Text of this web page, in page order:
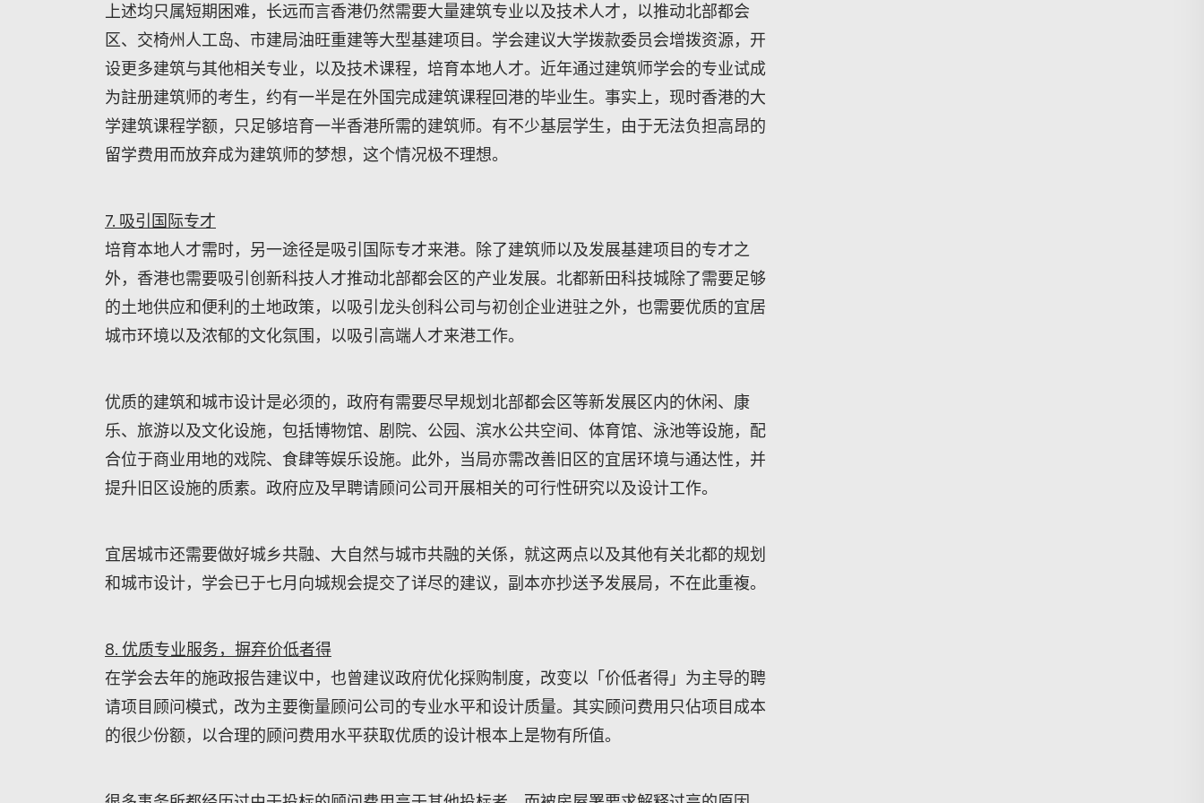
上述均只属短期困难，长远而言香港仍然需要大量建筑专业以及技术人才，以推动北部都会
区、交椅州人工岛、市建局油旺重建等大型基建项目。学会建议大学拨款委员会增拨资源，开
设更多建筑与其他相关专业，以及技术课程，培育本地人才。近年通过建筑师学会的专业试成
为註册建筑师的考生，约有一半是在外国完成建筑课程回港的毕业生。事实上，现时香港的大
学建筑课程学额，只足够培育一半香港所需的建筑师。有不少基层学生，由于无法负担高昂的
留学费用而放弃成为建筑师的梦想，这个情况极不理想。
7. 吸引国际专才
培育本地人才需时，另一途径是吸引国际专才来港。除了建筑师以及发展基建项目的专才之
外，香港也需要吸引创新科技人才推动北部都会区的产业发展。北都新田科技城除了需要足够
的土地供应和便利的土地政策，以吸引龙头创科公司与初创企业进驻之外，也需要优质的宜居
城市环境以及浓郁的文化氛围，以吸引高端人才来港工作。
优质的建筑和城市设计是必须的，政府有需要尽早规划北部都会区等新发展区内的休闲、康
乐、旅游以及文化设施，包括博物馆、剧院、公园、滨水公共空间、体育馆、泳池等设施，配
合位于商业用地的戏院、食肆等娱乐设施。此外，当局亦需改善旧区的宜居环境与通达性，并
提升旧区设施的质素。政府应及早聘请顾问公司开展相关的可行性研究以及设计工作。
宜居城市还需要做好城乡共融、大自然与城市共融的关係，就这两点以及其他有关北都的规划
和城市设计，学会已于七月向城规会提交了详尽的建议，副本亦抄送予发展局，不在此重複。
8. 优质专业服务，摒弃价低者得
在学会去年的施政报告建议中，也曾建议政府优化採购制度，改变以「价低者得」为主导的聘
请项目顾问模式，改为主要衡量顾问公司的专业水平和设计质量。其实顾问费用只佔项目成本
的很少份额，以合理的顾问费用水平获取优质的设计根本上是物有所值。